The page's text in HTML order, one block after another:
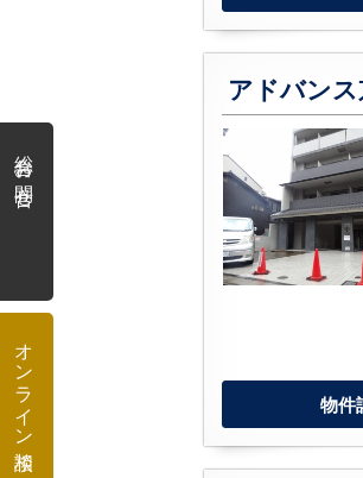
アドバン
物件
総合お問合せ
オンライン相談